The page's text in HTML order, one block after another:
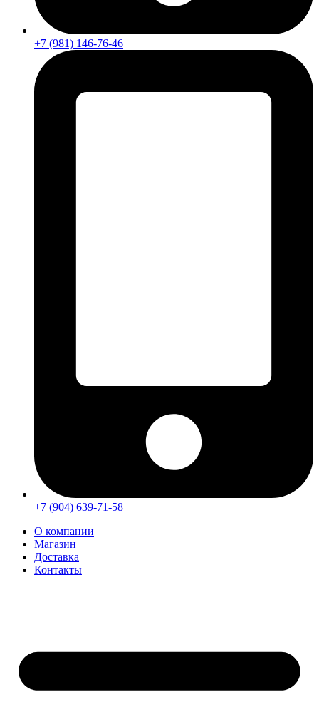
+7 (981) 146-76-46
+7 (904) 639-71-58
О компании
Магазин
Доставка
Контакты